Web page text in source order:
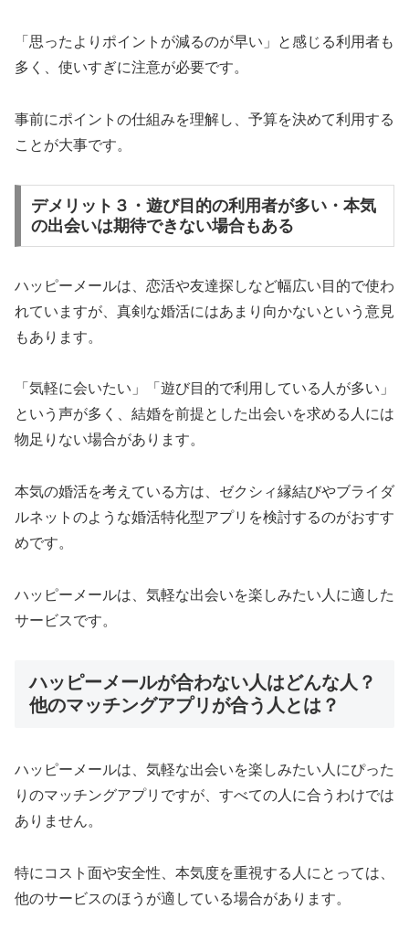
「思ったよりポイントが減るのが早い」と感じる利用者も
多く、使いすぎに注意が必要です。
事前にポイントの仕組みを理解し、予算を決めて利用する
ことが大事です。
デメリット３・遊び目的の利用者が多い・本気
の出会いは期待できない場合もある
ハッピーメールは、恋活や友達探しなど幅広い目的で使わ
れていますが、真剣な婚活にはあまり向かないという意見
もあります。
「気軽に会いたい」「遊び目的で利用している人が多い」
という声が多く、結婚を前提とした出会いを求める人には
物足りない場合があります。
本気の婚活を考えている方は、ゼクシィ縁結びやブライダ
ルネットのような婚活特化型アプリを検討するのがおすす
めです。
ハッピーメールは、気軽な出会いを楽しみたい人に適した
サービスです。
ハッピーメールが合わない人はどんな人？
他のマッチングアプリが合う人とは？
ハッピーメールは、気軽な出会いを楽しみたい人にぴった
りのマッチングアプリですが、すべての人に合うわけでは
ありません。
特にコスト面や安全性、本気度を重視する人にとっては、
他のサービスのほうが適している場合があります。